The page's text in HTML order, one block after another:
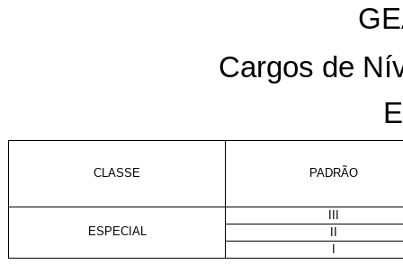
Cargos de
CLASSE PADRÃO
ESPECIAL